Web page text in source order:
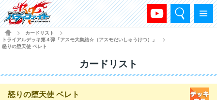
メニュー
検索
HOME
カードリスト
トライアルデッキ第４弾「アスモ大集結☆（アスモだいしゅうけつ）」
怒りの堕天使 ベレト
カードリスト
怒りの堕天使 ベレト